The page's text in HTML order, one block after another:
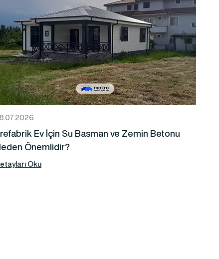
Ev İçin Su Basman ve Zemin Betonu
Önemlidir?
Oku